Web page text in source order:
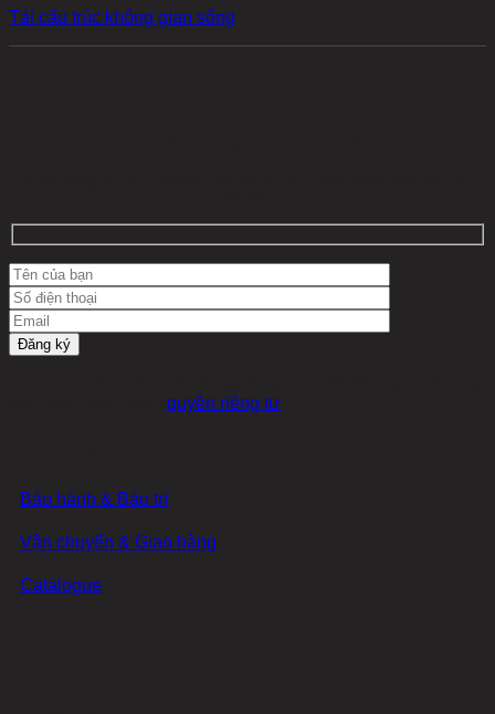
Tái cấu trúc không gian sống
quyền riêng tư
Bảo hành & Bảo trì
Vận chuyển & Giao hàng
Catalogue